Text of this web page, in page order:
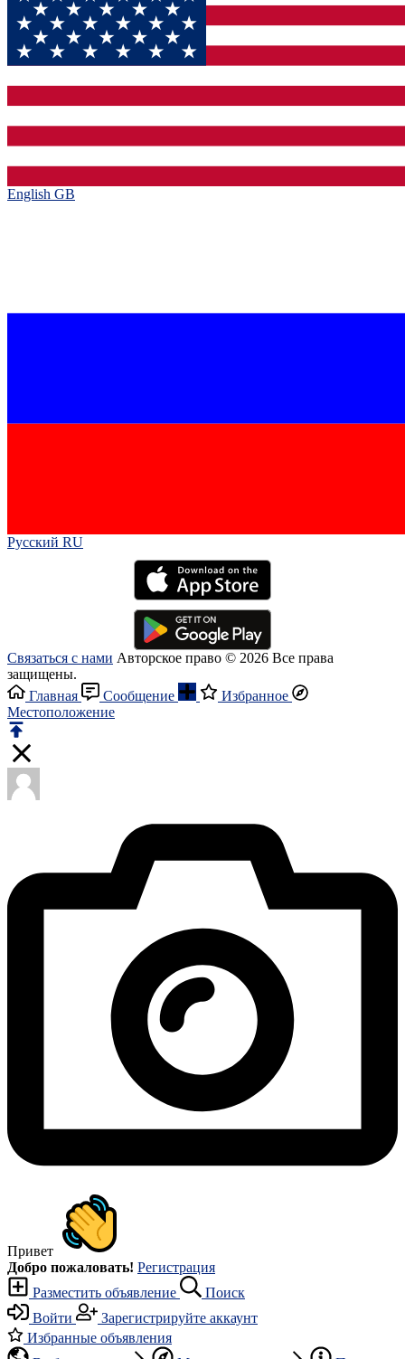
English GB‎
Русский RU‎
Связаться с нами Авторское право © 2026 Все права
защищены.
Главная
Сообщение
Избранное
Местоположение
Привет
Добро пожаловать! Регистрация
Разместить объявление
Поиск
Войти
Зарегистрируйте аккаунт
Избранные объявления